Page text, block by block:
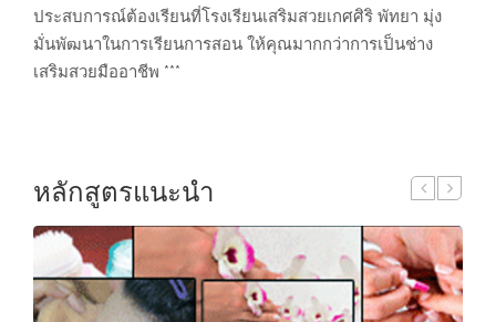
ประสบการณ์ต้องเรียนที่โรงเรียนเสริมสวยเกศศิริ พัทยา มุ่ง
มั่นพัฒนาในการเรียนการสอน ให้คุณมากกว่าการเป็นช่าง
เสริมสวยมืออาชีพ ***
หลักสูตรแนะนำ